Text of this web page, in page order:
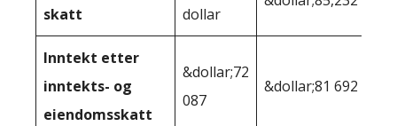
skatt
dollar
Inntekt etter
inntekts- og
eiendomsskatt
&dollar;72
087
&dollar;81 692